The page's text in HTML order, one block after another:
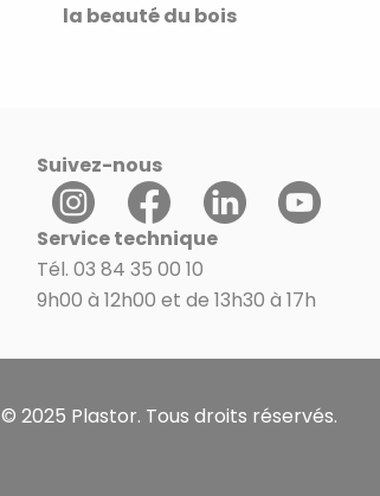
la beauté du bois
Suivez-nous
Service technique
Tél. 03 84 35 00 10
9h00 à 12h00 et de 13h30 à 17h
© 2025 Plastor. Tous droits réservés.